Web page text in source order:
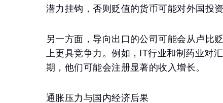
潜力挂钩，否则贬值的货币可能对外国投
另一方面，导向出口的公司可能会从卢比
上更具竞争力。例如，IT行业和制药业对
期，他们可能会注册显著的收入增长。
通胀压力与国内经济后果